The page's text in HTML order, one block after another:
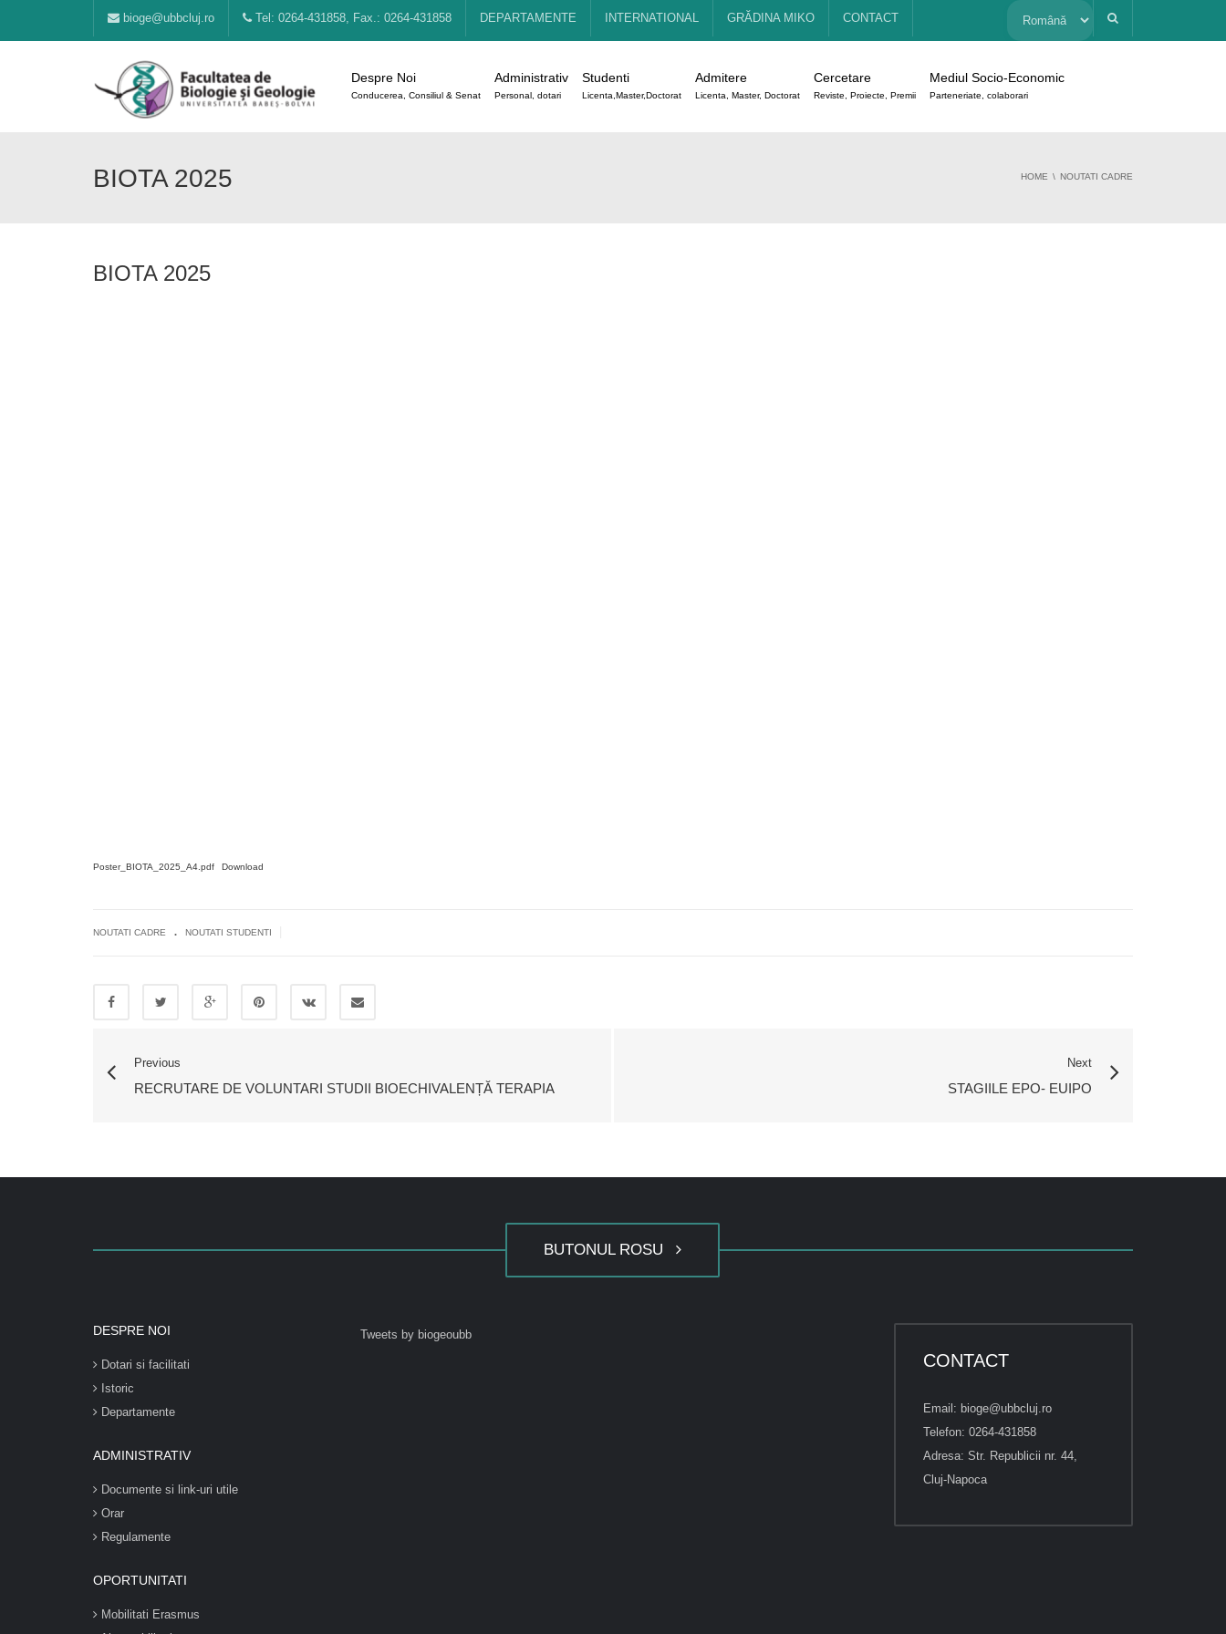
bioge@ubbcluj.ro Tel: 0264-431858, Fax.: 0264-431858 DEPARTAMENTE INTERNATIONAL GRĂDINA MIKO CONTACT Alege
limbă
Despre Noi
Conducerea, Consiliul & Senat
Administrativ
Personal, dotari
Studenti
Licenta,Master,Doctorat
Admitere
Licenta, Master, Doctorat
Cercetare
Reviste, Proiecte, Premii
Mediul Socio-Economic
Parteneriate, colaborari
BIOTA 2025 HOME NOUTATI CADRE
BIOTA 2025
Poster_BIOTA_2025_A4.pdf Download
NOUTATI CADRE . NOUTATI STUDENTI
Previous
RECRUTARE DE VOLUNTARI STUDII BIOECHIVALENȚĂ TERAPIA
Next
STAGIILE EPO- EUIPO
BUTONUL ROSU
DESPRE NOI
Dotari si facilitati
Istoric
Departamente
ADMINISTRATIV
Documente si link-uri utile
Orar
Regulamente
OPORTUNITATI
Mobilitati Erasmus
Tweets by biogeoubb
CONTACT
Email: bioge@ubbcluj.ro
Telefon: 0264-431858
Adresa: Str. Republicii nr. 44,
Cluj-Napoca